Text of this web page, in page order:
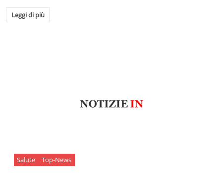
Leggi di più
Salute Top-News